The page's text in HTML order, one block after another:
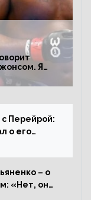
Я
с
с Перейрой:
о его
– о
«Нет, он